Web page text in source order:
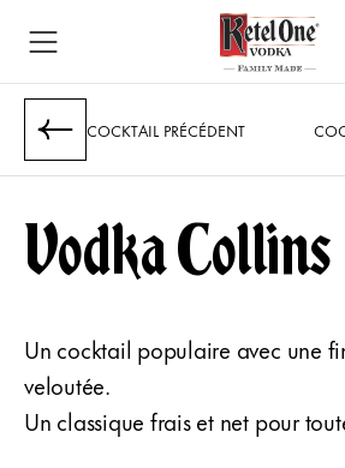
COCKTAIL PRÉCÉDENT
Vodka Collins
Un cocktail populaire avec une
veloutée.
Un classique frais et net pour